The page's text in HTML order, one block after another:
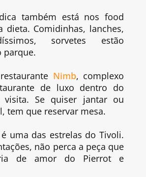
também está nos food
dieta. Comidinhas, lanches,
sorvetes estão
parque.
Nimb, complexo
de luxo dentro do
visita. Se quiser jantar ou
tem que reservar mesa.
uma das estrelas do Tivoli.
não perca a peça que
de amor do Pierrot e